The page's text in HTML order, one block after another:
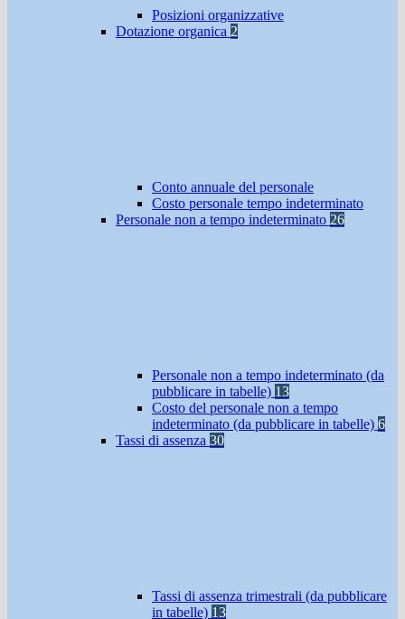
Posizioni organizzative
Dotazione organica 2
Conto annuale del personale
Costo personale tempo indeterminato
Personale non a tempo indeterminato 26
Personale non a tempo indeterminato (da
pubblicare in tabelle) 13
Costo del personale non a tempo
indeterminato (da pubblicare in tabelle) 6
Tassi di assenza 30
Tassi di assenza trimestrali (da pubblicare
in tabelle) 13